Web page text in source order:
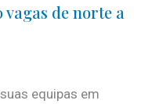
vagas de norte a
equipas em